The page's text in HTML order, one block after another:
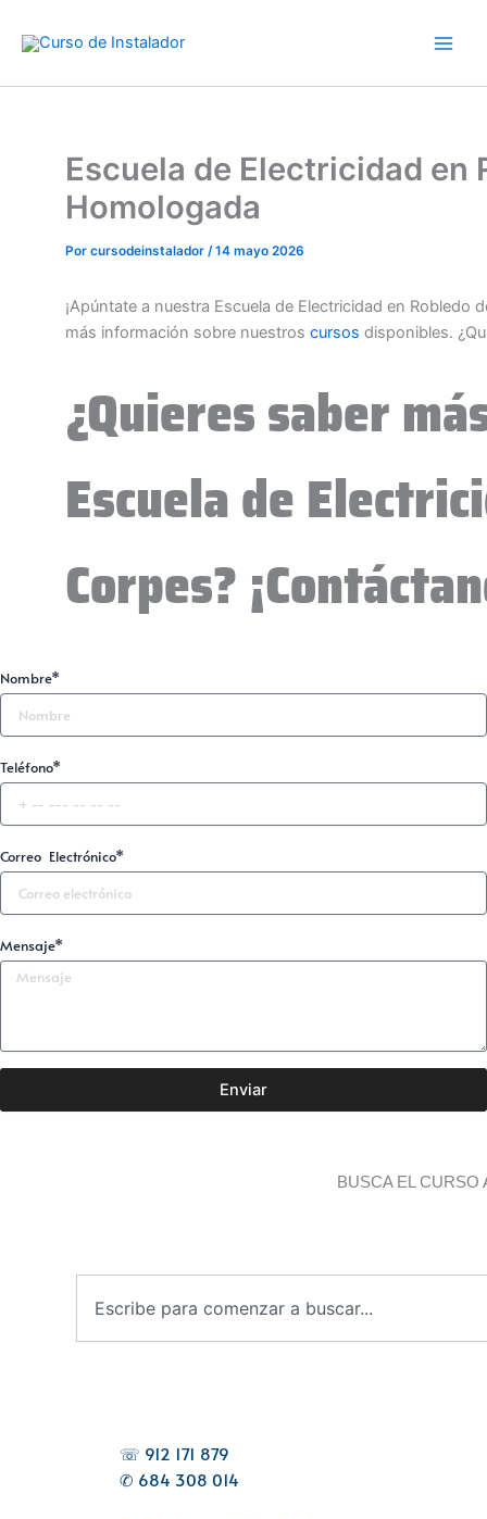
Escuela de Electricidad en
Homologada
Por cursodeinstalador /14 mayo 2026
¡Apúntate a nuestra Escuela de Electricidad en Robledo
más información sobre nuestros cursos disponibles.
¿Quieres saber
Escuela de
Corpes?
Nombre*
Teléfono*
Correo Electrónico*
Mensaje*
Enviar
BUSCA EL CURSO
☏ 912 171 879
✆ 684 308 014